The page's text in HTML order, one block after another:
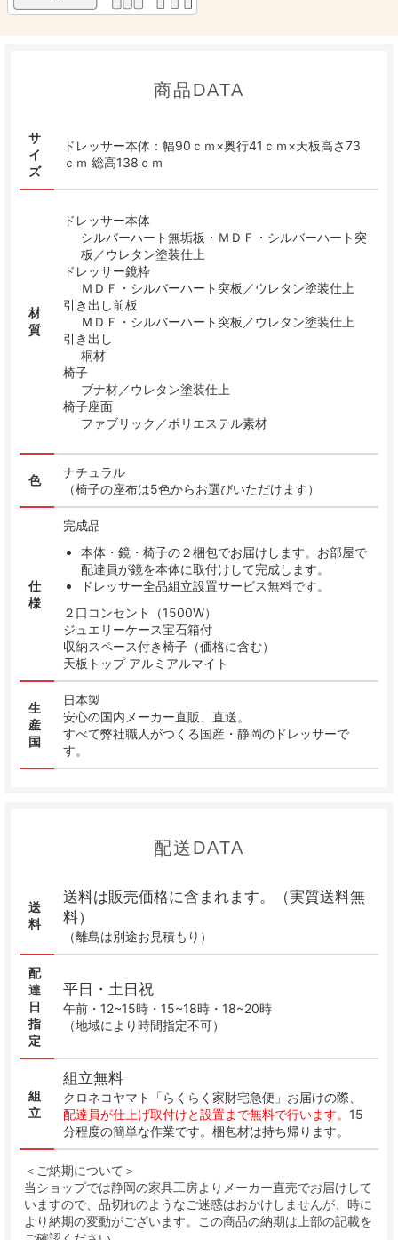
商品DATA
サ
イ
ズ
ドレッサー本体：幅90ｃｍ×奥行41ｃｍ×天板高さ73
ｃｍ 総高138ｃｍ
材
質
ドレッサー本体
シルバーハート無垢板・ＭＤＦ・シルバーハート突
板／ウレタン塗装仕上
ドレッサー鏡枠
ＭＤＦ・シルバーハート突板／ウレタン塗装仕上
引き出し前板
ＭＤＦ・シルバーハート突板／ウレタン塗装仕上
引き出し
桐材
椅子
ブナ材／ウレタン塗装仕上
椅子座面
ファブリック／ポリエステル素材
色
ナチュラル
（椅子の座布は5色からお選びいただけます）
仕
様
完成品
本体・鏡・椅子の２梱包でお届けします。お部屋で
配達員が鏡を本体に取付けして完成します。
ドレッサー全品組立設置サービス無料です。
２口コンセント（1500W）
ジュエリーケース宝石箱付
収納スペース付き椅子（価格に含む）
天板トップ アルミアルマイト
生
産
国
日本製
安心の国内メーカー直販、直送。
すべて弊社職人がつくる国産・静岡のドレッサーで
す。
配送DATA
送
料
送料は販売価格に含まれます。（実質送料無
料）
（離島は別途お見積もり）
配
達
日
指
定
平日・土日祝
午前・12~15時・15~18時・18~20時
（地域により時間指定不可）
組
立
組立無料
クロネコヤマト「らくらく家財宅急便」お届けの際、
配達員が仕上げ取付けと設置まで無料で行います。 15
分程度の簡単な作業です。梱包材は持ち帰ります。
＜ご納期について＞
当ショップでは静岡の家具工房よりメーカー直売でお届けして
いますので、品切れのようなご迷惑はおかけしませんが、時に
より納期の変動がございます。この商品の納期は上部の記載を